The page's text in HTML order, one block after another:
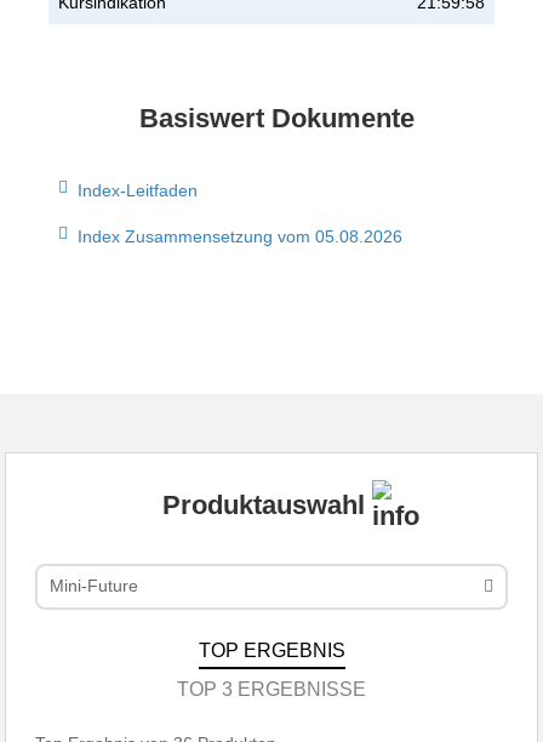
Basiswert Dokumente
Index-Leitfaden
Index Zusammensetzung vom 05.08.2026
Produktauswahl
Mini-Future
TOP ERGEBNIS
TOP 3 ERGEBNISSE